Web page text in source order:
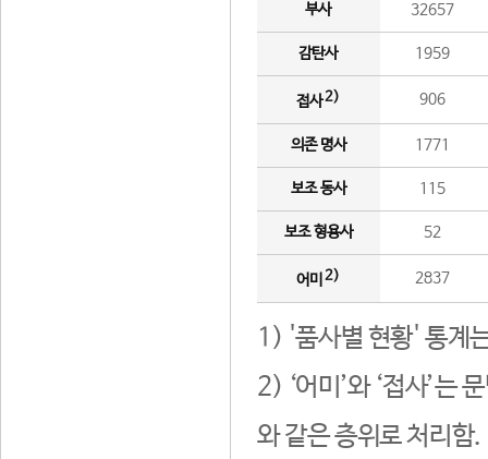
부사 32657
감탄사 1959
접사2) 906
의존 명사 1771
보조 동사 115
보조 형용사 52
어미 2) 2837
1) '품사별 현황' 통계
2) ‘어미’와 ‘접사’는
와 같은 층위로 처리함.